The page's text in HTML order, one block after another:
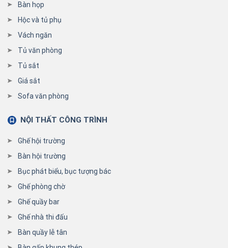
Bàn họp
Hộc và tủ phụ
Vách ngăn
Tủ văn phòng
Tủ sắt
Giá sắt
Sofa văn phòng
NỘI THẤT CÔNG TRÌNH
Ghế hội trường
Bàn hội trường
Bục phát biểu, bục tượng bác
Ghế phòng chờ
Ghế quầy bar
Ghế nhà thi đấu
Bàn quầy lễ tân